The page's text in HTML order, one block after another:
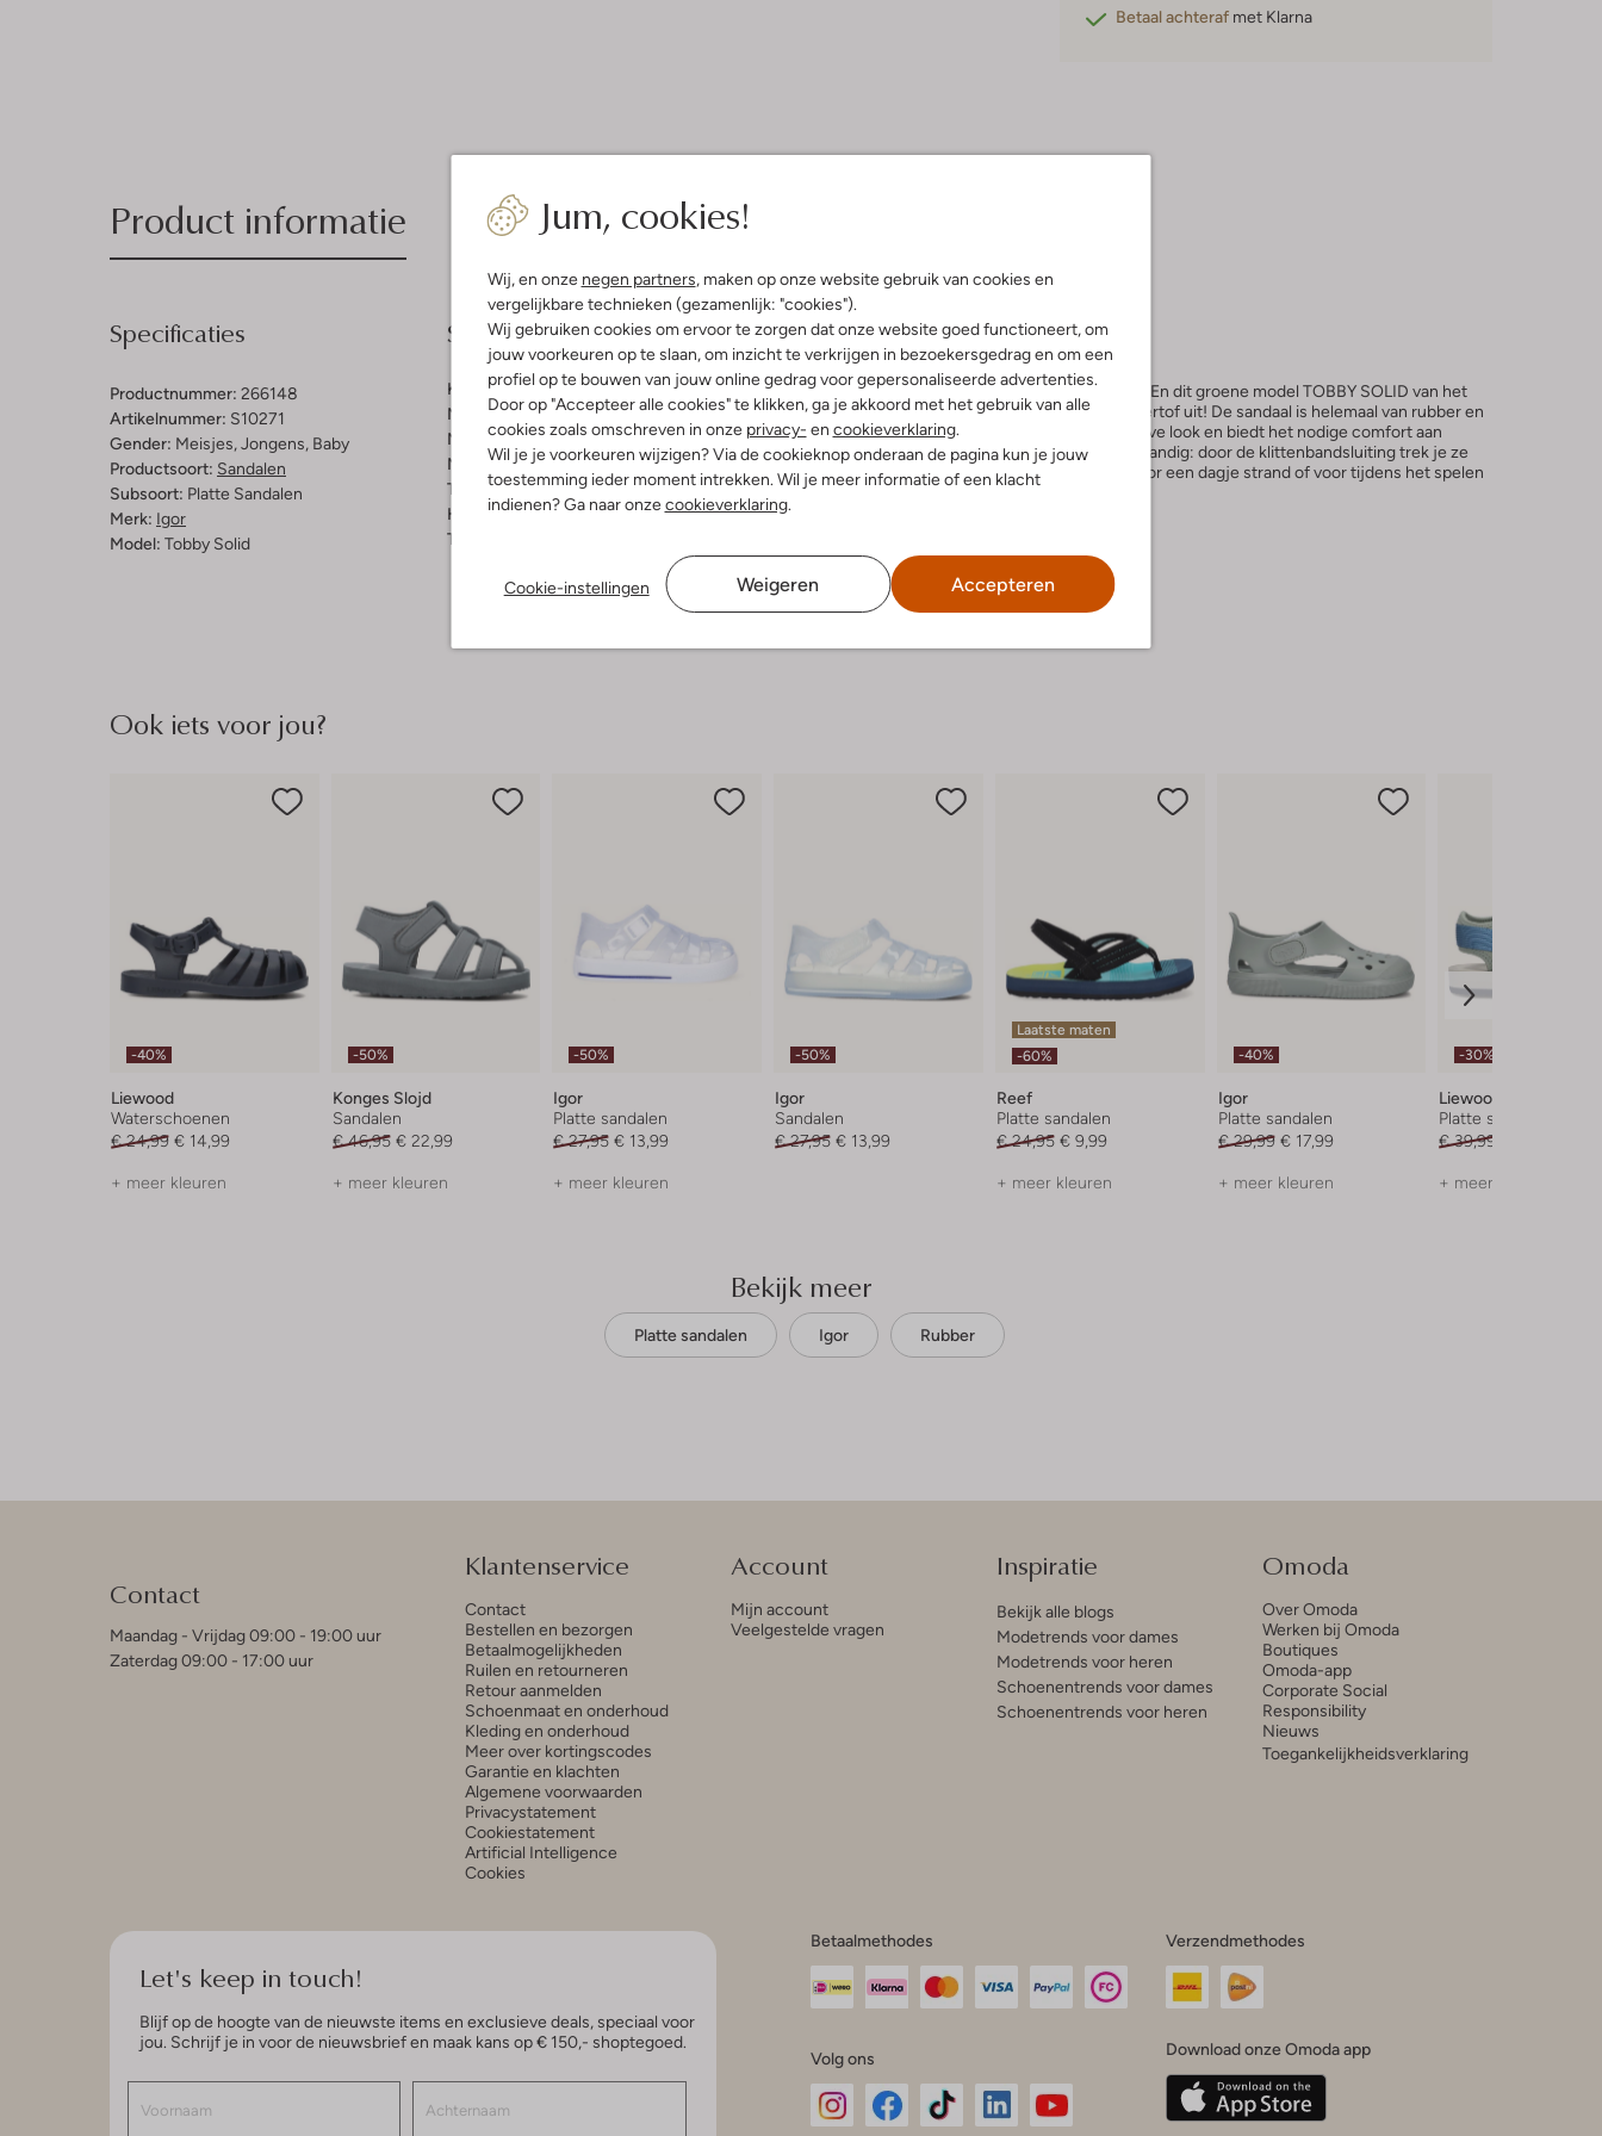
Jum, cookies!
Wij, en onze negen partners, maken op onze website gebruik van cookies en
vergelijkbare technieken (gezamenlijk: "cookies").
Wij gebruiken cookies om ervoor te zorgen dat onze website goed functioneert, om
jouw voorkeuren op te slaan, om inzicht te verkrijgen in bezoekersgedrag en om een
profiel op te bouwen van jouw online gedrag voor gepersonaliseerde advertenties.
Door op "Accepteer alle cookies" te klikken, ga je akkoord met het gebruik van alle
cookies zoals omschreven in onze privacy- en cookieverklaring.
Wil je je voorkeuren wijzigen? Via de cookieknop onderaan de pagina kun je jouw
toestemming ieder moment intrekken. Wil je meer informatie of een klacht
indienen? Ga naar onzecookieverklaring.
Cookie-instellingen Weigeren Accepteren
Betaal achteraf met Klarna
Product informatie Bezorgen & retourneren
Specificaties
Productnummer: 266148
Artikelnummer: S10271
Gender: Meisjes, Jongens, Baby
Productsoort: Sandalen
Subsoort: Platte Sandalen
Merk: Igor
Model: Tobby Solid
Samenstelling & Pasvorm
Kleur:Groen
Materiaal buitenkant:Rubber
Materiaal binnenkant: Rubber
Materiaal zool: Rubber
Type sluiting: Klittenband
Hakvorm: Platte Zool
Type neus:
Omschrijving
Fijne, rubberen sandaaltjes zijn altijd handig. En dit groene model TOBBY SOLID van het
Spaanse merk Igor ziet er ook nog eens supertof uit! De sandaal is helemaal van rubber en
de flexibele, rubberen zool heeft een sportieve look en biedt het nodige comfort aan
spelende en veel bewegende voetjes. Ook handig: door de klittenbandsluiting trek je ze
gemakkelijk aan en uit. Een ideale sandaal voor een dagje strand of voor tijdens het spelen
in de achtertuin!
Ook iets voor jou?
-40%
Liewood
Waterschoenen
€ 24,99 € 14,99
+ meer kleuren
-50%
Konges Slojd
Sandalen
€ 46,95 € 22,99
+ meer kleuren
-50%
Igor
Platte sandalen
€ 27,95 € 13,99
+ meer kleuren
-50%
Igor
Sandalen
€ 27,95 € 13,99
Laatste maten
-60%
Reef
Platte sandalen
€ 24,95 € 9,99
+ meer kleuren
-40%
Igor
Platte sandalen
€ 29,99 € 17,99
+ meer kleuren
-30%
Liewood
Platte sandalen
€ 39,99
+ meer kleuren
Bekijk meer
Platte sandalen Igor Rubber
Contact
Maandag - Vrijdag 09:00 - 19:00 uur
Zaterdag 09:00 - 17:00 uur
Klantenservice
Contact
Bestellen en bezorgen
Betaalmogelijkheden
Ruilen en retourneren
Retour aanmelden
Schoenmaat en onderhoud
Kleding en onderhoud
Meer over kortingscodes
Garantie en klachten
Algemene voorwaarden
Privacystatement
Cookiestatement
Artificial Intelligence
Cookies
Account
Mijn account
Veelgestelde vragen
Inspiratie
Bekijk alle blogs
Modetrends voor dames
Modetrends voor heren
Schoenentrends voor dames
Schoenentrends voor heren
Omoda
Over Omoda
Werken bij Omoda
Boutiques
Omoda-app
Corporate Social
Responsibility
Nieuws
Toegankelijkheidsverklaring
Let's keep in touch!
Blijf op de hoogte van de nieuwste items en exclusieve deals, speciaal voor
jou. Schrijf je in voor de nieuwsbrief en maak kans op € 150,- shoptegoed.
Betaalmethodes
Volg ons
Verzendmethodes
Download onze Omoda app